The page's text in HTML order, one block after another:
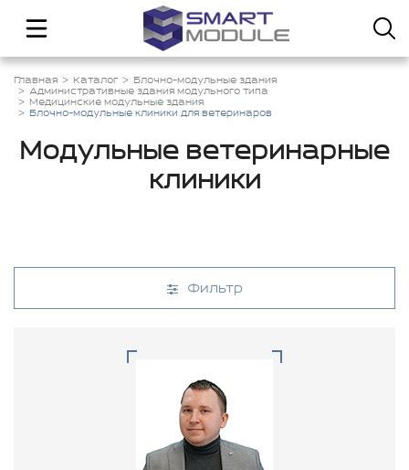
Главная Каталог
Блочно-модульные здания
Административные здания модульного типа
Медицинские модульные здания
Блочно-модульные клиники для ветеринаров
Модульные ветеринарные
клиники
Фильтр